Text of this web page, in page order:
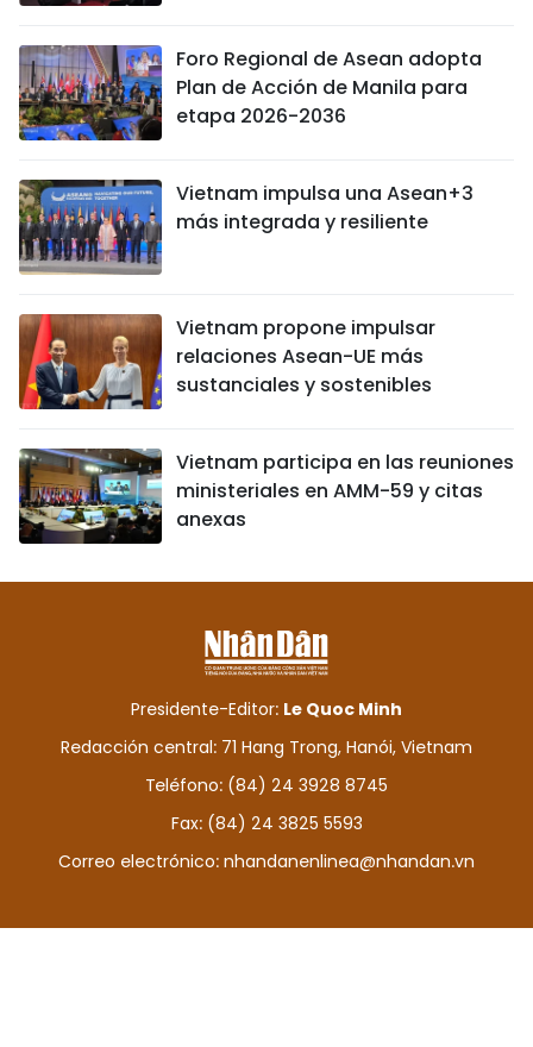
Foro Regional de Asean adopta
Plan de Acción de Manila para
etapa 2026-2036
Vietnam impulsa una Asean+3
más integrada y resiliente
Vietnam propone impulsar
relaciones Asean-UE más
sustanciales y sostenibles
Vietnam participa en las reuniones
ministeriales en AMM-59 y citas
anexas
Presidente-Editor: Le Quoc Minh
Redacción central: 71 Hang Trong, Hanói, Vietnam
Teléfono: (84) 24 3928 8745
Fax: (84) 24 3825 5593
Correo electrónico: nhandanenlinea@nhandan.vn